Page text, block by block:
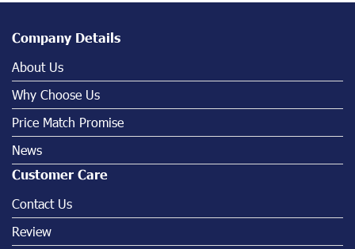
Company Details
About Us
Why Choose Us
Price Match Promise
News
Customer Care
Contact Us
Review